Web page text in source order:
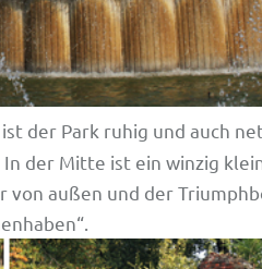
der Park ruhig und auch
der Mitte ist ein winzig
von außen und der